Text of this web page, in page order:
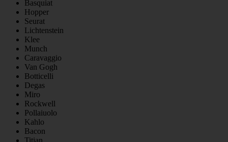
Basquiat
Hopper
Seurat
Lichtenstein
Klee
Munch
Caravaggio
Van Gogh
Botticelli
Degas
Miro
Rockwell
Pollaiuolo
Kahlo
Bacon